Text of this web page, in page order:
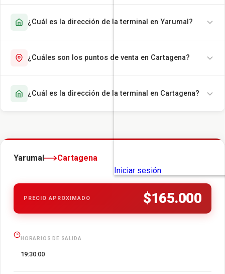
¿Cuál es la dirección de la terminal en Yarumal?
¿Cuáles son los puntos de venta en Cartagena?
¿Cuál es la dirección de la terminal en Cartagena?
Yarumal Cartagena
PRECIO APROXIMADO $165.000
HORARIOS DE SALIDA
19:30:00